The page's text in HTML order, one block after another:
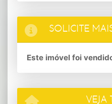
SOLICITE
Este imóvel foi
VEJA